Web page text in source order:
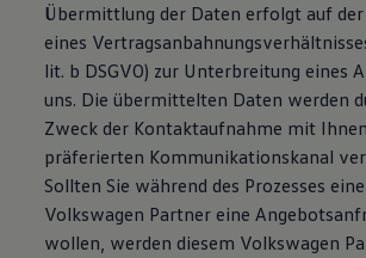
Übermittlung der Daten erfolgt auf der
eines
lit. b DSGVO) zur Unterbreitung eines
uns. Die übermittelten Daten werden
Zweck der Kontaktaufnahme mit
präferierten Kommunikationskanal
Sollten Sie während des Prozesses
Volkswagen Partner eine
wollen, werden diesem Volkswagen